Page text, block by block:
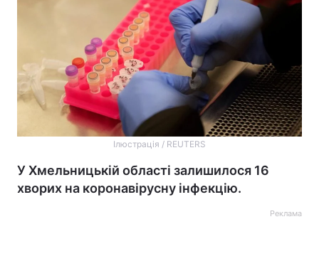
Ілюстрація / REUTERS
У Хмельницькій області залишилося 16
хворих на коронавірусну інфекцію.
Реклама